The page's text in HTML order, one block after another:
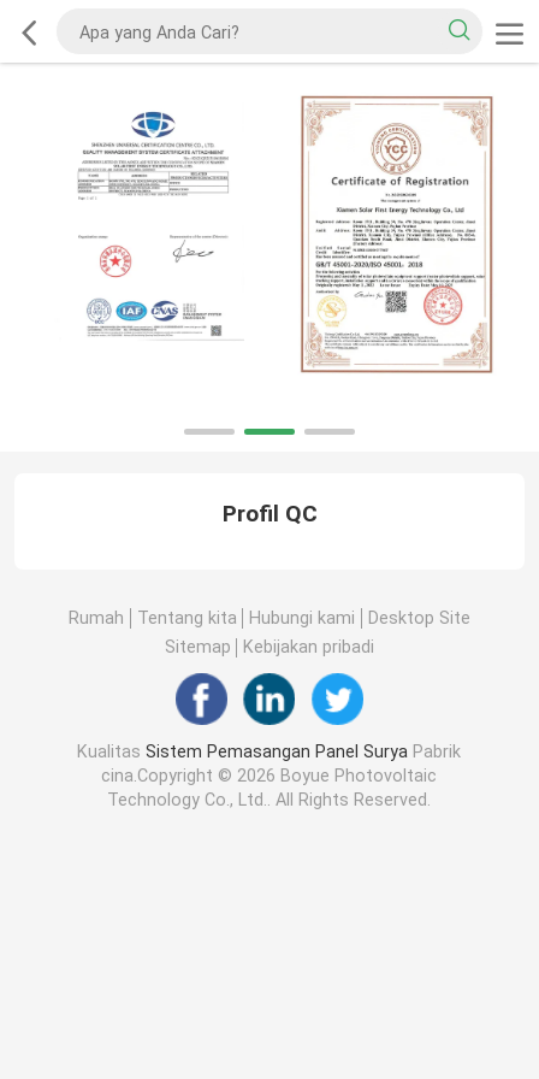
Profil QC
Rumah Tentang kita Hubungi kami
Desktop Site
Sitemap
Kebijakan pribadi
KualitasSistem Pemasangan Panel Surya Pabrik
cina.Copyright © 2026 Boyue Photovoltaic
Technology Co., Ltd.. All Rights Reserved.